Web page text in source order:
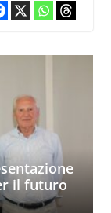
il futuro